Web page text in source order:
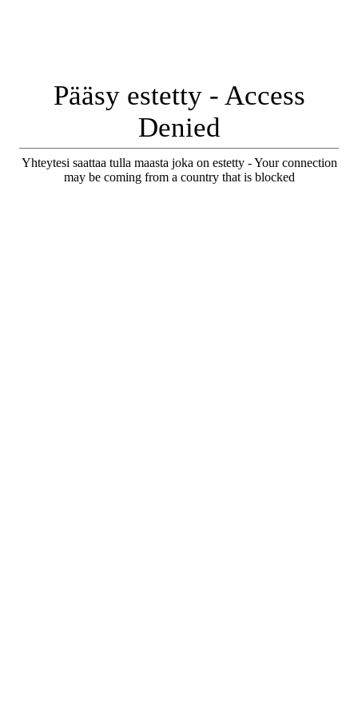
Pääsy estetty - Access
Denied
Yhteytesi saattaa tulla maasta joka on estetty - Your connection
may be coming from a country that is blocked